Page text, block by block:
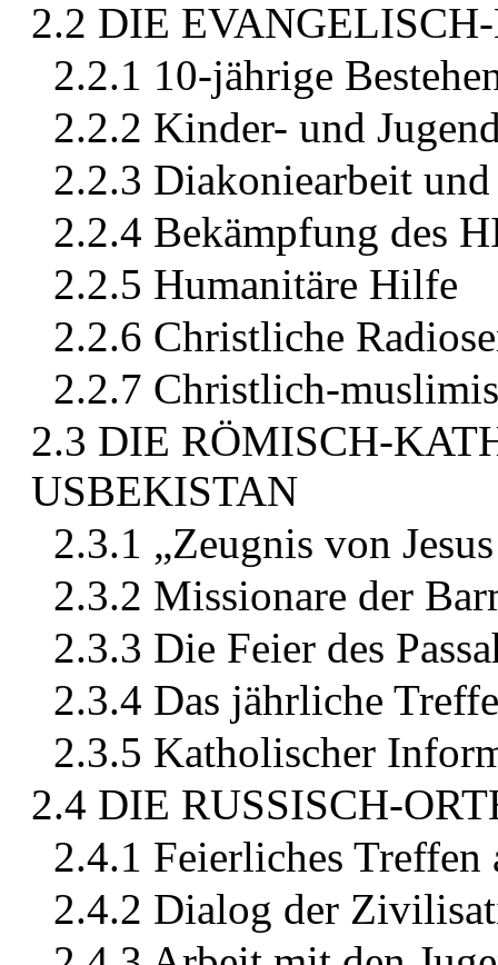
2.2 DIE
2.2.1 10-jährige
2.2.2 Kinder- und
2.2.3 Diakoniearbeit und
2.2.4 Bekämpfung des
2.2.5 Humanitäre Hilfe
2.2.6 Christliche
2.2.7 Christlich-
2.3 DIE RÖMISCH-
USBEKISTAN
2.3.1 „Zeugnis von
2.3.2 Missionare der
2.3.3 Die Feier des
2.3.4 Das jährliche
2.3.5 Katholischer
2.4 DIE RUSSISCH-
2.4.1 Feierliches Treffen
2.4.2 Dialog der